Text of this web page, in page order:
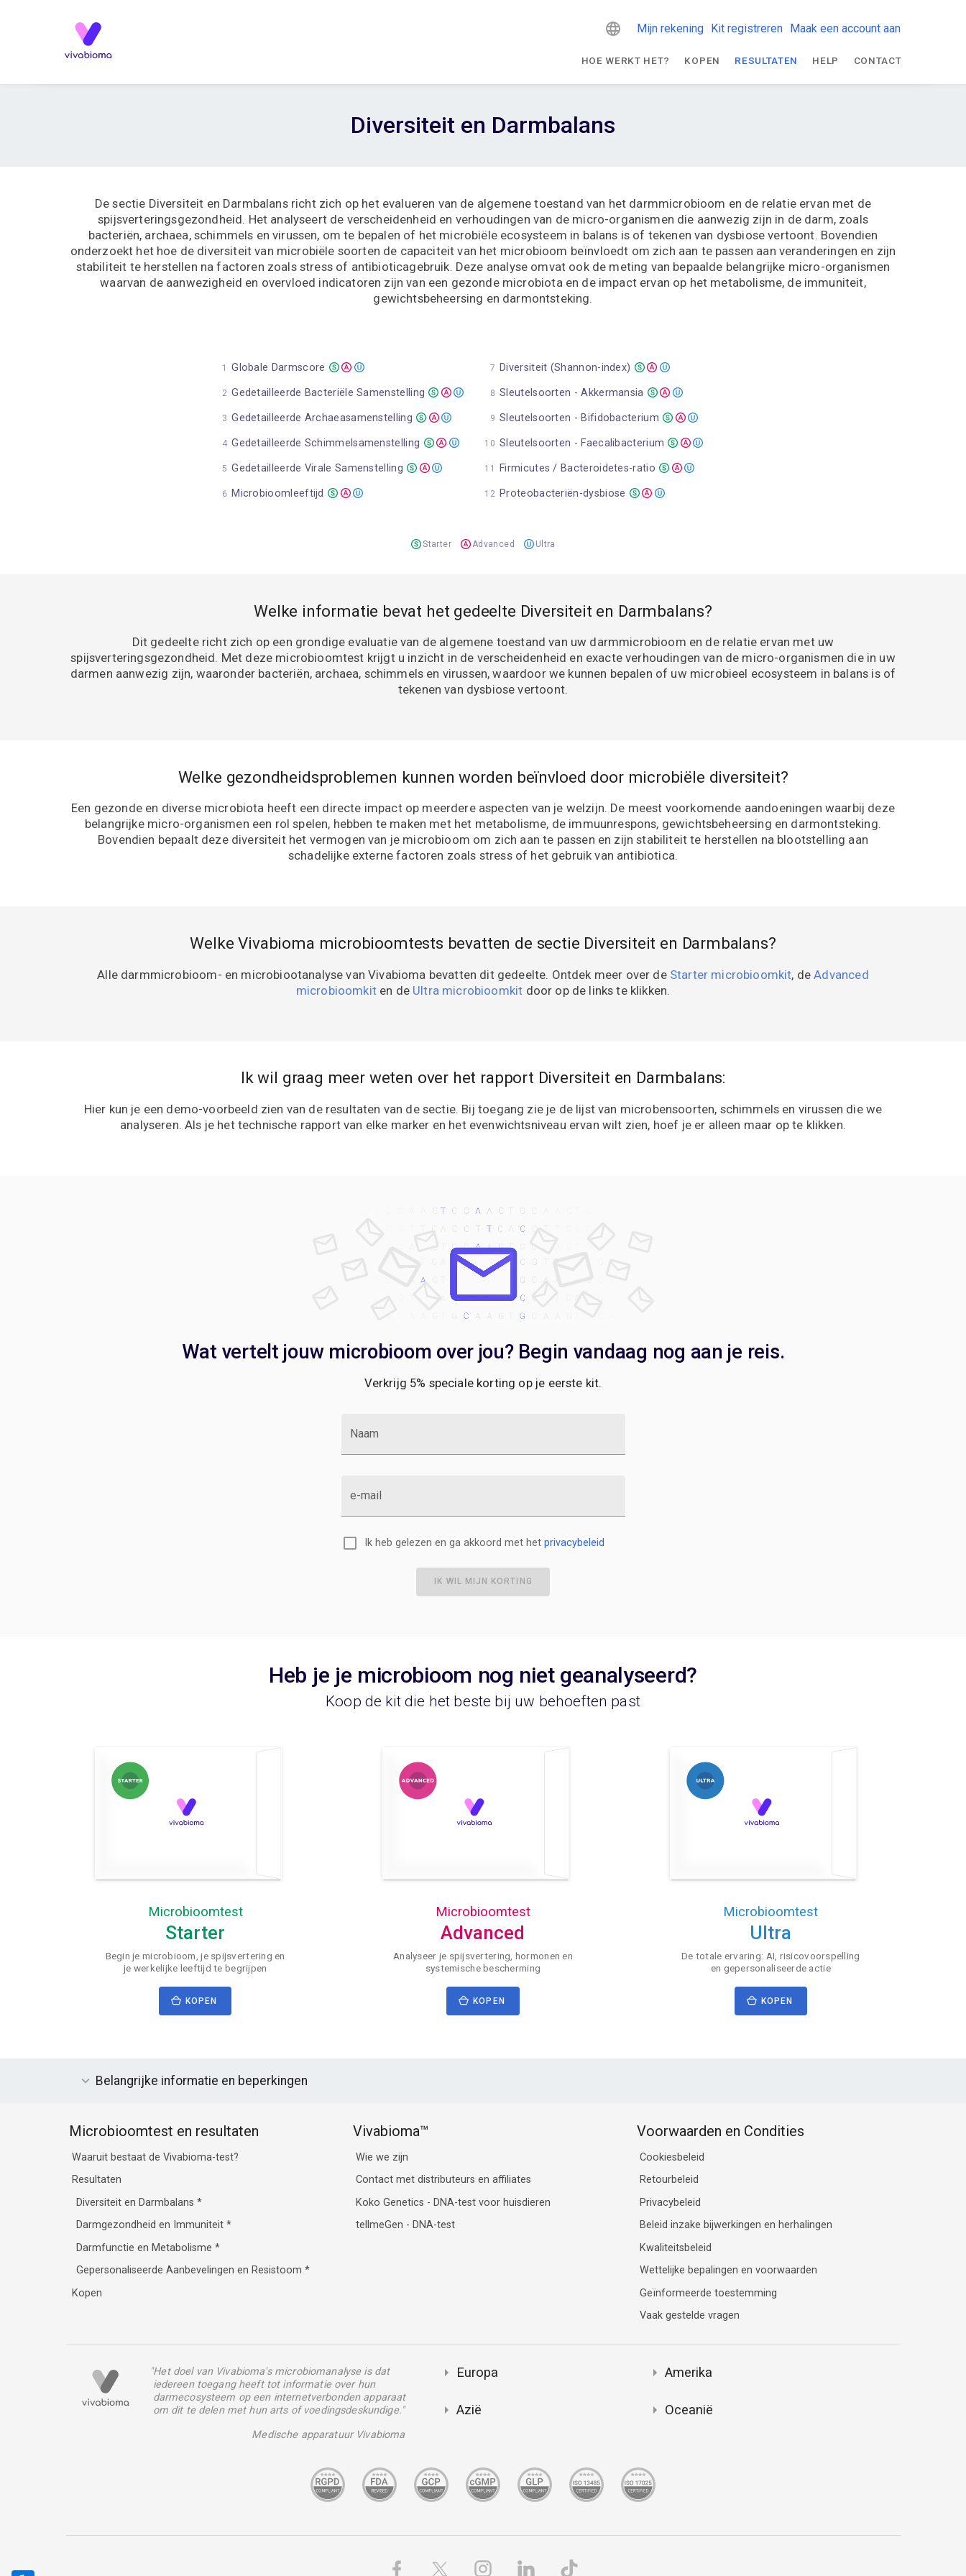
Mijn rekening Kit registreren Maak een account aan
HOE WERKT HET? KOPEN RESULTATEN HELP CONTACT
Diversiteit en Darmbalans
De sectie Diversiteit en Darmbalans richt zich op het evalueren van de algemene toestand van het darmmicrobioom en de relatie ervan met de
spijsverteringsgezondheid. Het analyseert de verscheidenheid en verhoudingen van de micro-organismen die aanwezig zijn in de darm, zoals
bacteriën, archaea, schimmels en virussen, om te bepalen of het microbiële ecosysteem in balans is of tekenen van dysbiose vertoont. Bovendien
onderzoekt het hoe de diversiteit van microbiële soorten de capaciteit van het microbioom beïnvloedt om zich aan te passen aan veranderingen en zijn
stabiliteit te herstellen na factoren zoals stress of antibioticagebruik. Deze analyse omvat ook de meting van bepaalde belangrijke micro-organismen
waarvan de aanwezigheid en overvloed indicatoren zijn van een gezonde microbiota en de impact ervan op het metabolisme, de immuniteit,
gewichtsbeheersing en darmontsteking.
Globale Darmscore
Gedetailleerde Bacteriële Samenstelling
Gedetailleerde Archaeasamenstelling
Gedetailleerde Schimmelsamenstelling
Gedetailleerde Virale Samenstelling
Microbioomleeftijd
Diversiteit (Shannon-index)
Sleutelsoorten - Akkermansia
Sleutelsoorten - Bifidobacterium
Sleutelsoorten - Faecalibacterium
Firmicutes / Bacteroidetes-ratio
Proteobacteriën-dysbiose
Starter Advanced Ultra
Welke informatie bevat het gedeelte Diversiteit en Darmbalans?
Dit gedeelte richt zich op een grondige evaluatie van de algemene toestand van uw darmmicrobioom en de relatie ervan met uw
spijsverteringsgezondheid. Met deze microbioomtest krijgt u inzicht in de verscheidenheid en exacte verhoudingen van de micro-organismen die in uw
darmen aanwezig zijn, waaronder bacteriën, archaea, schimmels en virussen, waardoor we kunnen bepalen of uw microbieel ecosysteem in balans is of
tekenen van dysbiose vertoont.
Welke gezondheidsproblemen kunnen worden beïnvloed door microbiële diversiteit?
Een gezonde en diverse microbiota heeft een directe impact op meerdere aspecten van je welzijn. De meest voorkomende aandoeningen waarbij deze
belangrijke micro-organismen een rol spelen, hebben te maken met het metabolisme, de immuunrespons, gewichtsbeheersing en darmontsteking.
Bovendien bepaalt deze diversiteit het vermogen van je microbioom om zich aan te passen en zijn stabiliteit te herstellen na blootstelling aan
schadelijke externe factoren zoals stress of het gebruik van antibiotica.
Welke Vivabioma microbioomtests bevatten de sectie Diversiteit en Darmbalans?
Alle darmmicrobioom- en microbiootanalyse van Vivabioma bevatten dit gedeelte. Ontdek meer over de Starter microbioomkit, deAdvanced
microbioomkiten de Ultra microbioomkit door op de links te klikken.
Ik wil graag meer weten over het rapport Diversiteit en Darmbalans:
Hier kun je een demo-voorbeeld zien van de resultaten van de sectie. Bij toegang zie je de lijst van microbensoorten, schimmels en virussen die we
analyseren. Als je het technische rapport van elke marker en het evenwichtsniveau ervan wilt zien, hoef je er alleen maar op te klikken.
Wat vertelt jouw microbioom over jou? Begin vandaag nog aan je reis.
Verkrijg 5% speciale korting op je eerste kit.
Naam
e-mail
Ik heb gelezen en ga akkoord met het privacybeleid
IK WIL MIJN KORTING
Heb je je microbioom nog niet geanalyseerd?
Koop de kit die het beste bij uw behoeften past
Microbioomtest
Starter
Begin je microbioom, je spijsvertering en
je werkelijke leeftijd te begrijpen
KOPEN
Microbioomtest
Advanced
Analyseer je spijsvertering, hormonen en
systemische bescherming
KOPEN
Microbioomtest
Ultra
De totale ervaring: AI, risicovoorspelling
en gepersonaliseerde actie
KOPEN
Belangrijke informatie en beperkingen
Microbioomtest en resultaten
Waaruit bestaat de Vivabioma-test?
Resultaten
Diversiteit en Darmbalans *
Darmgezondheid en Immuniteit *
Darmfunctie en Metabolisme *
Gepersonaliseerde Aanbevelingen en Resistoom *
Kopen
Vivabioma™
Wie we zijn
Contact met distributeurs en affiliates
Koko Genetics - DNA-test voor huisdieren
tellmeGen - DNA-test
Voorwaarden en Condities
Cookiesbeleid
Retourbeleid
Privacybeleid
Beleid inzake bijwerkingen en herhalingen
Kwaliteitsbeleid
Wettelijke bepalingen en voorwaarden
Geïnformeerde toestemming
Vaak gestelde vragen
"Het doel van Vivabioma's microbiomanalyse is dat
iedereen toegang heeft tot informatie over hun
darmecosysteem op een internetverbonden apparaat
om dit te delen met hun arts of voedingsdeskundige."
Medische apparatuur Vivabioma
Europa
Azië
Amerika
Oceanië